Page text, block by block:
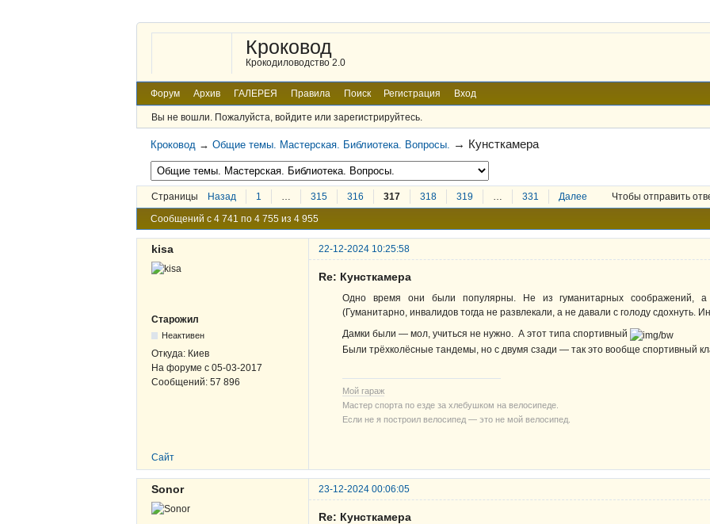
Кроковод
Крокодиловодство 2.0
Форум Архив ГАЛЕРЕЯ Правила Поиск Регистрация Вход
Вы не вошли. Пожалуйста, войдите или зарегистрируйтесь.
Кроковод →Общие темы. Мастерская. Библиотека. Вопросы. → Кунсткамера
Страницы Назад 1 … 315 316 317 318 319 … 331 Далее Чтобы отправить
Сообщений с 4 741 по 4 755 из 4 955
kisa 22-12-2024 10:25:58
Старожил
Неактивен
Откуда: Киев
На форуме с 05-03-2017
Сообщений: 57 896
Re: Кунсткамера
Одно время они были популярны. Не из гуманитарных соображений, а
(Гуманитарно, инвалидов тогда не развлекали, а не давали с голоду сдохнуть.
Дамки были — мол, учиться не нужно. А этот типа спортивный
Были трёхколёсные тандемы, но с двумя сзади — так это вообще спортивный
Мой гараж
Мастер спорта по езде за хлебушком на велосипеде.
Если не я построил велосипед — это не мой велосипед.
Сайт
Sonor 23-12-2024 00:06:05
Re: Кунсткамера